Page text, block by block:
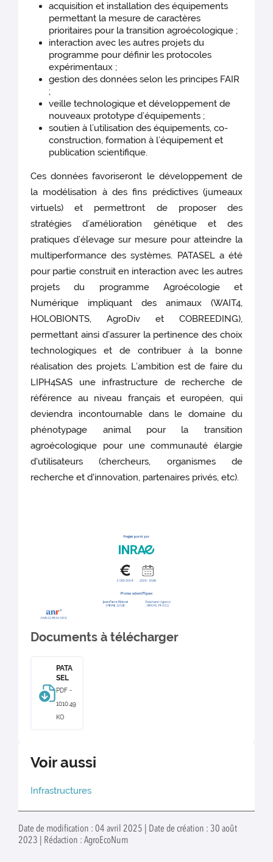
acquisition et installation des équipements
permettant la mesure de caractères
prioritaires pour la transition agroécologique ;
interaction avec les autres projets du
programme pour définir les protocoles
expérimentaux ;
gestion des données selon les principes FAIR
;
veille technologique et développement de
nouveaux prototype d’équipements ;
soutien à l’utilisation des équipements, co-
construction, formation à l’équipement et
publication scientifique.
Ces données favoriseront le développement de
la modélisation à des fins prédictives (jumeaux
virtuels) et permettront de proposer des
stratégies d’amélioration génétique et des
pratiques d’élevage sur mesure pour atteindre la
multiperformance des systèmes. PATASEL a été
pour partie construit en interaction avec les autres
projets du programme Agroécologie et
Numérique impliquant des animaux (WAIT4,
HOLOBIONTS, AgroDiv et COBREEDING),
permettant ainsi d’assurer la pertinence des choix
technologiques et de contribuer à la bonne
réalisation des projets. L’ambition est de faire du
LIPH4SAS une infrastructure de recherche de
référence au niveau français et européen, qui
deviendra incontournable dans le domaine du
phénotypage animal pour la transition
agroécologique pour une communauté élargie
d'utilisateurs (chercheurs, organismes de
recherche et d'innovation, partenaires privés, etc).
Documents à télécharger
PATA
SEL
PDF -
1010.49
KO
Voir aussi
Infrastructures
Date de modification : 04 avril 2025 | Date de création : 30 août
2023 | Rédaction : AgroEcoNum